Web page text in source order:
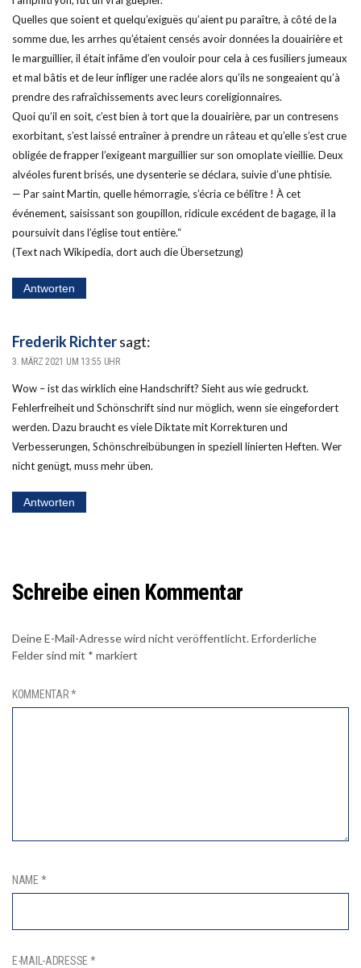
Quelles que soient et quelqu’exiguës qu’aient pu paraître, à côté de la
somme due, les arrhes qu’étaient censés avoir données la douairière et
le marguillier, il était infâme d’en vouloir pour cela à ces fusiliers jumeaux
et mal bâtis et de leur infliger une raclée alors qu’ils ne songeaient qu’à
prendre des rafraîchissements avec leurs coreligionnaires.
Quoi qu’il en soit, c’est bien à tort que la douairière, par un contresens
exorbitant, s’est laissé entraîner à prendre un râteau et qu’elle s’est crue
obligée de frapper l’exigeant marguillier sur son omoplate vieillie. Deux
alvéoles furent brisés, une dysenterie se déclara, suivie d’une phtisie.
— Par saint Martin, quelle hémorragie, s’écria ce bélître ! À cet
événement, saisissant son goupillon, ridicule excédent de bagage, il la
poursuivit dans l’église tout entière.“
(Text nach Wikipedia, dort auch die Übersetzung)
Antworten
Frederik Richtersagt:
3. MÄRZ 2021 UM 13:55 UHR
Wow – ist das wirklich eine Handschrift? Sieht aus wie gedruckt.
Fehlerfreiheit und Schönschrift sind nur möglich, wenn sie eingefordert
werden. Dazu braucht es viele Diktate mit Korrekturen und
Verbesserungen, Schönschreibübungen in speziell linierten Heften. Wer
nicht genügt, muss mehr üben.
Antworten
Schreibe einen Kommentar
Deine E-Mail-Adresse wird nicht veröffentlicht.Erforderliche
Felder sind mit * markiert
KOMMENTAR*
NAME *
E-MAIL-ADRESSE *